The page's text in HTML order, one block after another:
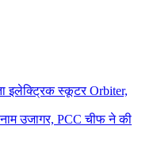
इलेक्ट्रिक स्कूटर Orbiter,
उजागर, PCC चीफ ने की